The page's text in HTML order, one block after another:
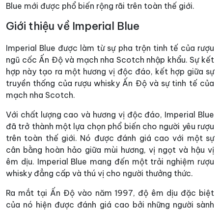
Blue mới được phổ biến rộng rãi trên toàn thế giới.
Giới thiệu về Imperial Blue
Imperial Blue được làm từ sự pha trộn tinh tế của rượu
ngũ cốc Ấn Độ và mạch nha Scotch nhập khẩu. Sự kết
hợp này tạo ra một hương vị độc đáo, kết hợp giữa sự
truyền thống của rượu whisky Ấn Độ và sự tinh tế của
mạch nha Scotch.
Với chất lượng cao và hương vị độc đáo, Imperial Blue
đã trở thành một lựa chọn phổ biến cho người yêu rượu
trên toàn thế giới. Nó được đánh giá cao với một sự
cân bằng hoàn hảo giữa mùi hương, vị ngọt và hậu vị
êm dịu. Imperial Blue mang đến một trải nghiệm rượu
whisky đẳng cấp và thú vị cho người thưởng thức.
Ra mắt tại Ấn Độ vào năm 1997, độ êm dịu đặc biệt
của nó hiện được đánh giá cao bởi những người sành